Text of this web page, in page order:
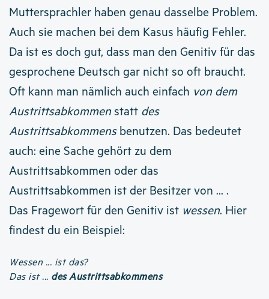
Muttersprachler haben genau dasselbe Problem.
Auch sie machen bei dem Kasus häufig Fehler.
Da ist es doch gut, dass man den Genitiv für das
gesprochene Deutsch gar nicht so oft braucht.
Oft kann man nämlich auch einfach von dem
Austrittsabkommenstatt des
Austrittsabkommensbenutzen. Das bedeutet
auch: eine Sache gehört zu dem
Austrittsabkommen oder das
Austrittsabkommen ist der Besitzer von ... .
Das Fragewort für den Genitiv ist wessen. Hier
findest du ein Beispiel:
Wessen ... ist das?
Das ist ... des Austrittsabkommens